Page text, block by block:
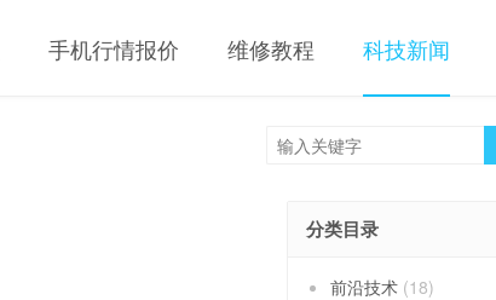
手机行情报价 维修教程 科技新闻
分类目录
前沿技术 (18)